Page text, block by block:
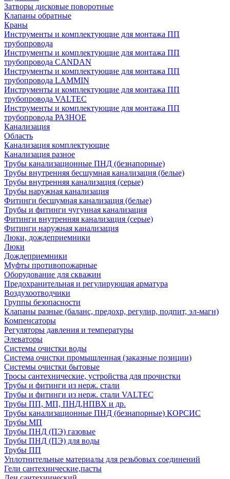
Затворы дисковые поворотные
Клапаны обратные
Краны
Инструменты и комплектующие для монтажа ПП
трубопровода
Инструменты и комплектующие для монтажа ПП
трубопровода CANDAN
Инструменты и комплектующие для монтажа ПП
трубопровода LAMMIN
Инструменты и комплектующие для монтажа ПП
трубопровода VALTEC
Инструменты и комплектующие для монтажа ПП
трубопровода РАЗНОЕ
Канализация
Область
Канализация комплектующие
Канализация разное
Трубы канализационные ПНД (безнапорные)
Трубы внутренняя бесшумная канализация (белые)
Трубы внутренняя канализация (серые)
Трубы наружная канализация
Фитинги бесшумная канализация (белые)
Трубы и фитинги чугунная канализация
Фитинги внутренняя канализация (серые)
Фитинги наружная канализация
Люки, дождеприемники
Люки
Дождеприемники
Муфты противопожарные
Оборудование для скважин
Предохранительная и регулирующая арматура
Воздухоотводчики
Группы безопасности
Клапаны разные (баланс, предохр, регулир, подпит, эл-магн)
Компенсаторы
Регуляторы давления и температуры
Элеваторы
Системы очистки воды
Система очистки промышленная (заказные позиции)
Системы очистки бытовые
Тросы сантехнические, устройства для прочистки
Трубы и фитинги из нерж. стали
Трубы и фитинги из нерж. стали VALTEC
Трубы ПП, МП, ПНД,НПВХ и др.
Трубы канализационные ПНД (безнапорные) КОРСИС
Трубы МП
Трубы ПНД (ПЭ) газовые
Трубы ПНД (ПЭ) для воды
Трубы ПП
Уплотнительные материалы для резьбовых соединений
Гели сантехнические,пасты